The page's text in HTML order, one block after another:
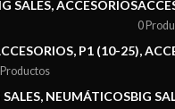
SALES, ACCESORIOS
0
P1 (10-25),
SALES, NEUMÁTICOSBIG